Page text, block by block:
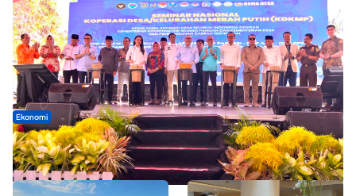
Ekonomi
Seminar di Ternate, Mendes Perkuat Sinergi Percepatan
Kopdes Merah Putih